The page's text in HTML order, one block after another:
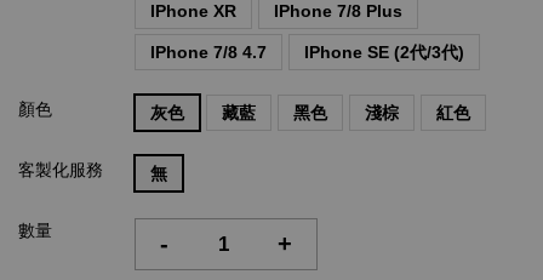
IPhone XR IPhone 7/8 Plus
IPhone 7/8 4.7 IPhone SE (2代/3代)
顏色 灰色 藏藍 黑色 淺棕 紅色
客製化服務 無
數量 - +